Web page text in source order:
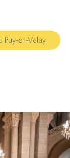
Puy-en-Velay